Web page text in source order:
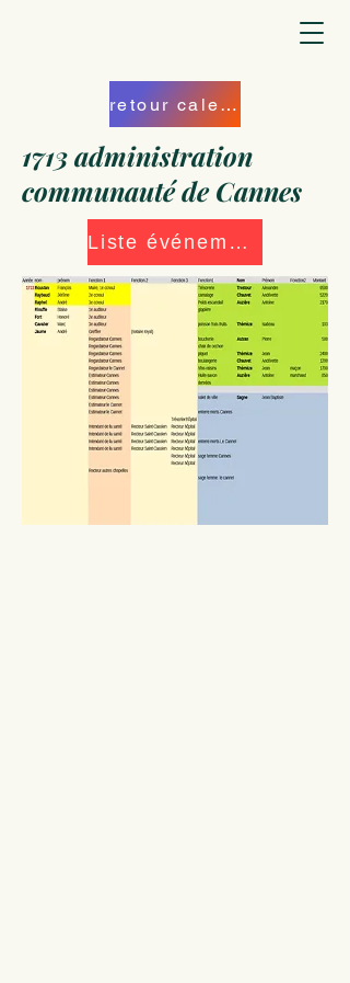
retour calendrier
1713 administration
communauté de Cannes
Liste événements